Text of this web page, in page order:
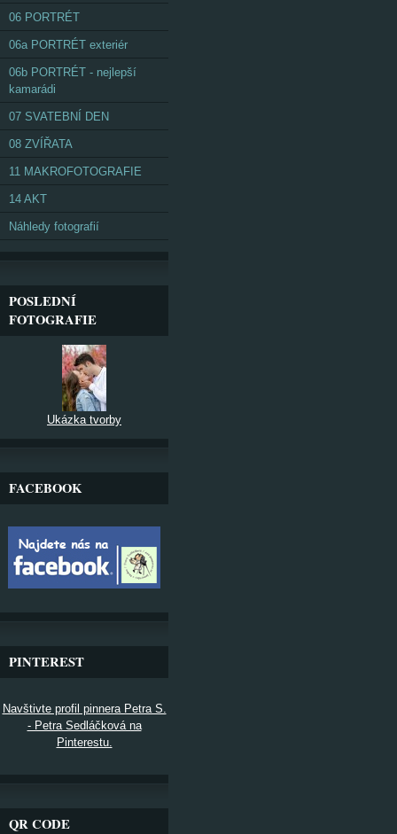
06 PORTRÉT
06a PORTRÉT exteriér
06b PORTRÉT - nejlepší
kamarádi
07 SVATEBNÍ DEN
08 ZVÍŘATA
11 MAKROFOTOGRAFIE
14 AKT
Náhledy fotografií
POSLEDNÍ
FOTOGRAFIE
Ukázka tvorby
FACEBOOK
PINTEREST
Navštivte profil pinnera Petra S.
- Petra Sedláčková na
Pinterestu.
QR CODE